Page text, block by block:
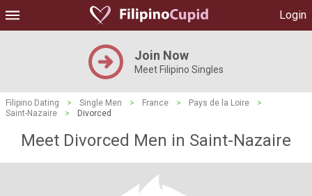
Login
Join Now
Meet Filipino Singles
Filipino Dating > Single Men > France > Pays de la Loire
>
Saint-Nazaire
> Divorced
Meet Divorced Men in Saint-Nazaire